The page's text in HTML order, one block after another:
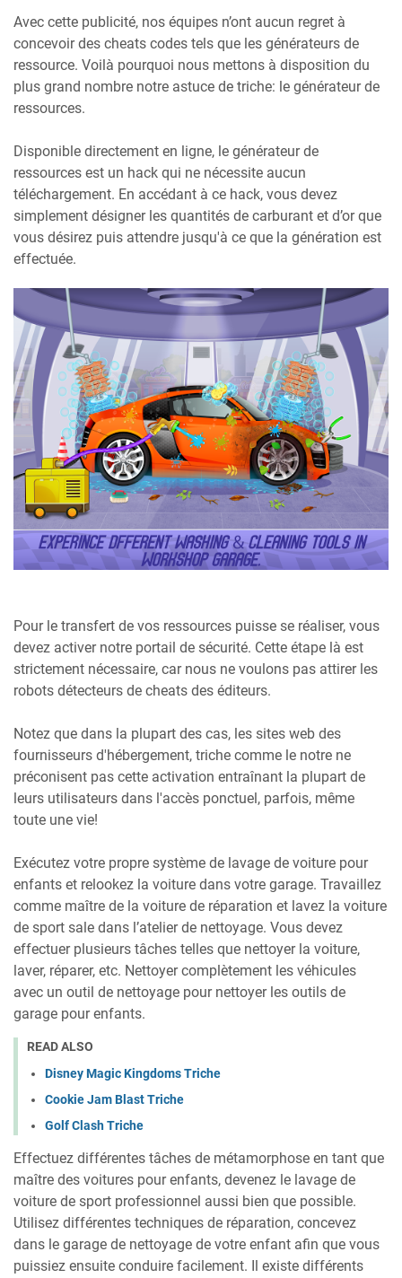
Avec cette publicité, nos équipes n’ont aucun regret à
concevoir des cheats codes tels que les générateurs de
ressource. Voilà pourquoi nous mettons à disposition du
plus grand nombre notre astuce de triche: le générateur de
ressources.
Disponible directement en ligne, le générateur de
ressources est un hack qui ne nécessite aucun
téléchargement. En accédant à ce hack, vous devez
simplement désigner les quantités de carburant et d’or que
vous désirez puis attendre jusqu'à ce que la génération est
effectuée.
Pour le transfert de vos ressources puisse se réaliser, vous
devez activer notre portail de sécurité. Cette étape là est
strictement nécessaire, car nous ne voulons pas attirer les
robots détecteurs de cheats des éditeurs.
Notez que dans la plupart des cas, les sites web des
fournisseurs d'hébergement, triche comme le notre ne
préconisent pas cette activation entraînant la plupart de
leurs utilisateurs dans l'accès ponctuel, parfois, même
toute une vie!
Exécutez votre propre système de lavage de voiture pour
enfants et relookez la voiture dans votre garage. Travaillez
comme maître de la voiture de réparation et lavez la voiture
de sport sale dans l’atelier de nettoyage. Vous devez
effectuer plusieurs tâches telles que nettoyer la voiture,
laver, réparer, etc. Nettoyer complètement les véhicules
avec un outil de nettoyage pour nettoyer les outils de
garage pour enfants.
READ ALSO
Disney Magic Kingdoms Triche
Cookie Jam Blast Triche
Golf Clash Triche
Effectuez différentes tâches de métamorphose en tant que
maître des voitures pour enfants, devenez le lavage de
voiture de sport professionnel aussi bien que possible.
Utilisez différentes techniques de réparation, concevez
dans le garage de nettoyage de votre enfant afin que vous
puissiez ensuite conduire facilement. Il existe différents